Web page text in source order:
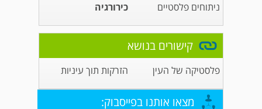
ניתוחים פלסטיים
כירורגיה
קישורים בנושא
פלסטיקה של העין הזרקות תוך עיניות
מצאו אותנו בפייסבוק: